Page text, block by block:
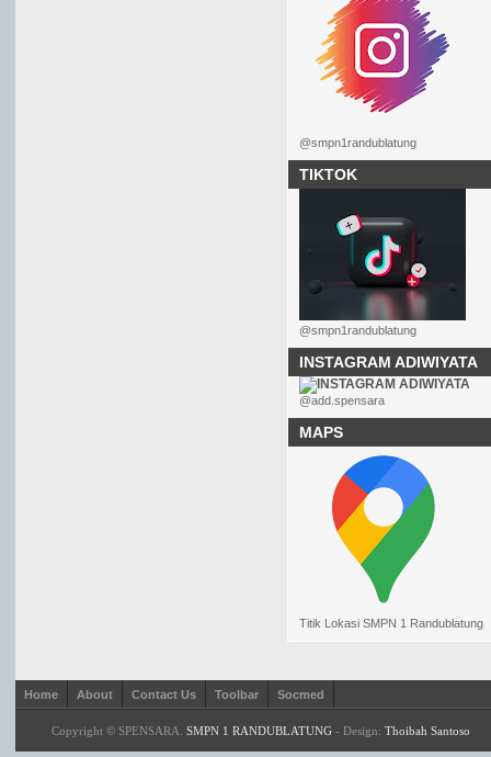
@smpn1randublatung
TIKTOK
@smpn1randublatung
INSTAGRAM ADIWIYATA
@add.spensara
MAPS
Titik Lokasi SMPN 1 Randublatung
Home About Contact Us Toolbar Socmed
Copyright © SPENSARA. SMPN 1 RANDUBLATUNG - Design: Thoibah Santoso